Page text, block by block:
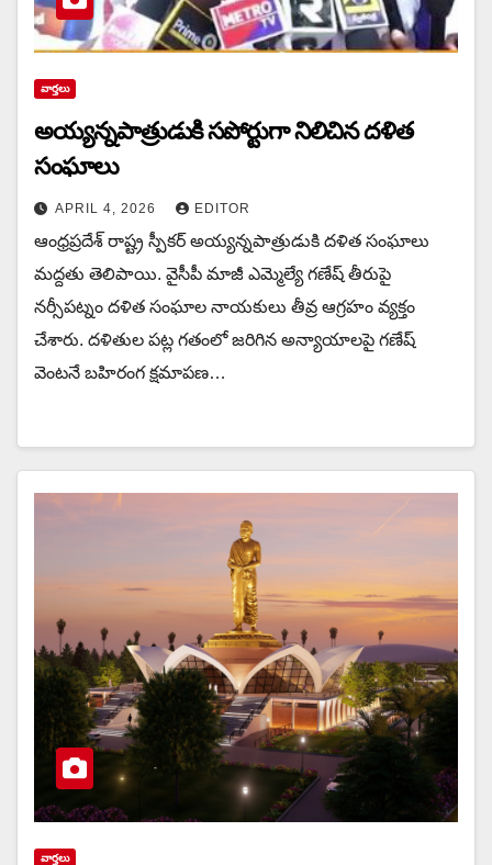
వార్త‌లు
అయ్య‌న్న‌పాత్రుడుకి స‌పోర్టుగా నిలిచిన‌ ద‌ళిత
సంఘాలు
APRIL 4, 2026 EDITOR
ఆంధ్ర‌ప్ర‌దేశ్ రాష్ట్ర‌ స్పీక‌ర్ అయ్య‌న్న‌పాత్రుడుకి ద‌ళిత సంఘాలు
మ‌ద్ద‌తు తెలిపాయి. వైసీపీ మాజీ ఎమ్మెల్యే గణేష్ తీరుపై
నర్సీపట్నం దళిత సంఘాల నాయకులు తీవ్ర ఆగ్రహం వ్యక్తం
చేశారు. దళితుల పట్ల గతంలో జరిగిన అన్యాయాలపై గణేష్
వెంటనే బహిరంగ క్షమాపణ…
వార్త‌లు